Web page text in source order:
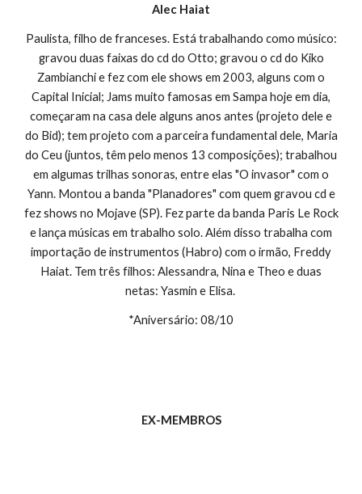
Alec Haiat
Paulista, filho de franceses. Está trabalhando como músico:
gravou duas faixas do cd do Otto; gravou o cd do Kiko
Zambianchi e fez com ele shows em 2003, alguns com o
Capital Inicial; Jams muito famosas em Sampa hoje em dia,
começaram na casa dele alguns anos antes (projeto dele e
do Bid); tem projeto com a parceira fundamental dele, Maria
do Ceu (juntos, têm pelo menos 13 composições); trabalhou
em algumas trilhas sonoras, entre elas "O invasor" com o
Yann. Montou a banda "Planadores" com quem gravou cd e
fez shows no Mojave (SP). Fez parte da banda Paris Le Rock
e lança músicas em trabalho solo. Além disso trabalha com
importação de instrumentos (Habro) com o irmão, Freddy
Haiat. Tem três filhos: Alessandra, Nina e Theo e duas
netas: Yasmin e Elisa.
*Aniversário: 08/10
EX-MEMBROS